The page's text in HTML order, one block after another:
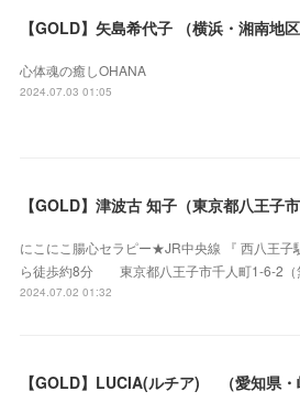
心体魂の癒しOHANA
2024.07.03 01:05
にこにこ腸心セラピー★JR中央線 『 西八王子
ら徒歩約8分 東京都八王子市千人町1-6-2（
2024.07.02 01:32